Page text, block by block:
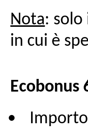
Nota:
in cui è
Ecobonus